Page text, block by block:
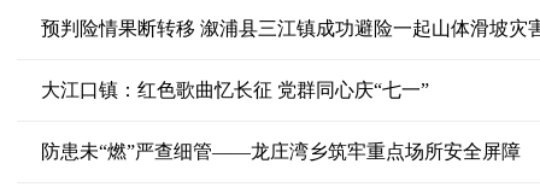
预判险情果断转移 溆浦县三江镇成功避险一起山体滑坡灾
大江口镇：红色歌曲忆长征 党群同心庆“七一”
防患未“燃”严查细管——龙庄湾乡筑牢重点场所安全屏障